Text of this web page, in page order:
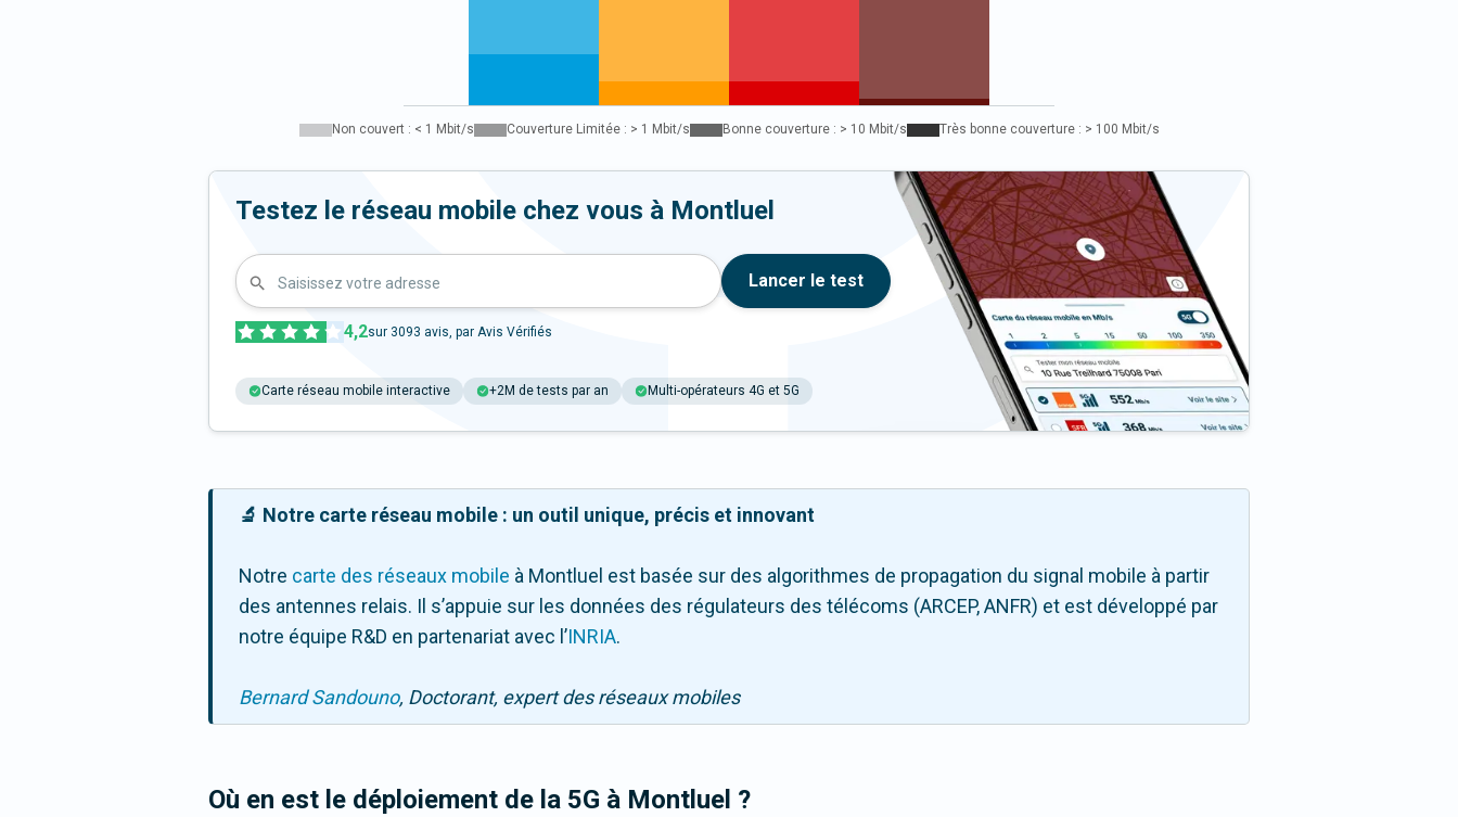
Non couvert : < 1 Mbit/s Couverture Limitée : > 1 Mbit/s Bonne couverture : > 10 Mbit/s Très bonne couverture : > 100 Mbit/s
Testez le réseau mobile chez vous à Montluel
Saisissez votre adresse Lancer le test
4,2sur 3093 avis, par Avis Vérifiés
Carte réseau mobile interactive +2M de tests par an Multi-opérateurs 4G et 5G
🔬 Notre carte réseau mobile : un outil unique, précis et innovant
Notre carte des réseaux mobile à Montluel est basée sur des algorithmes de propagation du signal mobile à partir
des antennes relais. Il s’appuie sur les données des régulateurs des télécoms (ARCEP, ANFR) et est développé par
notre équipe R&D en partenariat avec l ’INRIA.
Bernard Sandouno, Doctorant, expert des réseaux mobiles
Où en est le déploiement de la 5G à Montluel ?